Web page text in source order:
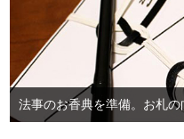
法事のお香典を準備。お札